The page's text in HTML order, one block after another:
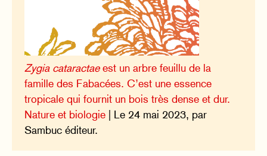
Zygia cataractaeest un arbre feuillu de la
famille des Fabacées. C’est une essence
tropicale qui fournit un bois très dense et dur.
Nature et biologie | Le 24 mai 2023, par
Sambuc éditeur.